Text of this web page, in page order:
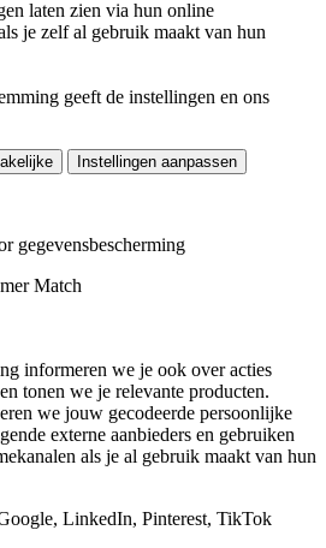
laten zien via hun online
je zelf al gebruik maakt van hun
geeft de instellingen en ons
Instellingen aanpassen
gegevensbescherming
Match
informeren we je ook over acties
tonen we je relevante producten.
we jouw gecodeerde persoonlijke
externe aanbieders en gebruiken
als je al gebruik maakt van hun
LinkedIn, Pinterest, TikTok